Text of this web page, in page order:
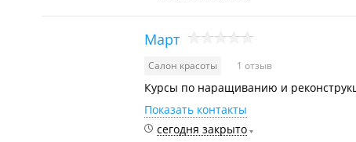
Март
Салон красоты 1 отзыв
Курсы по наращиванию и
Показать контакты
сегодня закрыто